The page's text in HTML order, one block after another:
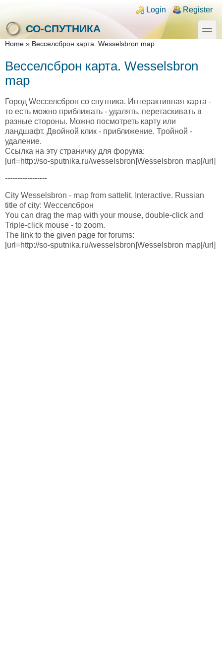
Login links
Login Register
СО-СПУТНИКА
toggle
You are here
Home » Весселсброн карта. Wesselsbron map
Весселсброн карта. Wesselsbron
map
Город Wесселсброн со спутника. Интерактивная карта -
то есть можно приближать - удалять, перетаскивать в
разные стороны. Можно посмотреть карту или
ландшафт. Двойной клик - приближение. Тройной -
удаление.
Ссылка на эту страничку для форума:
[url=http://so-sputnika.ru/wesselsbron]Wesselsbron map[/url]
-----------------
City Wesselsbron - map from sattelit. Interactive. Russian
title of city: Wесселсброн
You can drag the map with your mouse, double-click and
Triple-click mouse - to zoom.
The link to the given page for forums:
[url=http://so-sputnika.ru/wesselsbron]Wesselsbron map[/url]